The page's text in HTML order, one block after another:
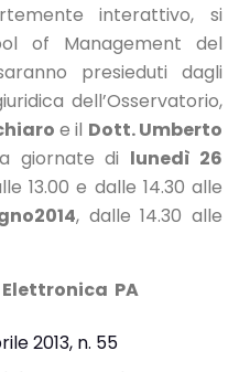
interattivo, si
of Management del
presieduti dagli
dell’Osservatorio,
e il Dott. Umberto
giornate di lunedì 26
13.00 e dalle 14.30 alle
, dalle 14.30 alle
PA
2013, n. 55